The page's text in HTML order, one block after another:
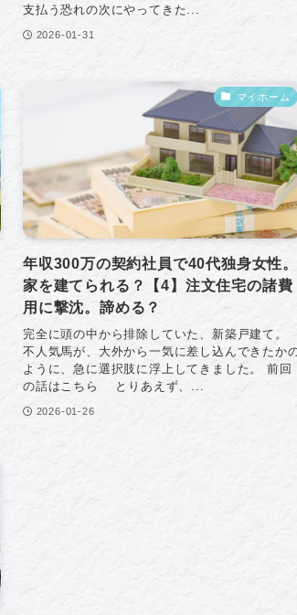
支払う恐れの次にやってきた...
2026-01-31
マイホーム
年収300万の契約社員で40代独身女性。
家を建てられる？【4】注文住宅の諸費
用に撃沈。諦める？
完全に頭の中から排除していた、新築戸建て。
不人気馬が、大外から一気に差し込んできたか
ように、急に選択肢に浮上してきました。 前回
の話はこちら とりあえず、...
2026-01-26